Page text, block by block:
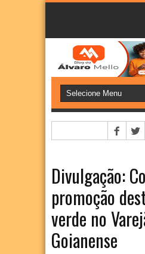
Divulgação:
promoção
verde no
Goianense